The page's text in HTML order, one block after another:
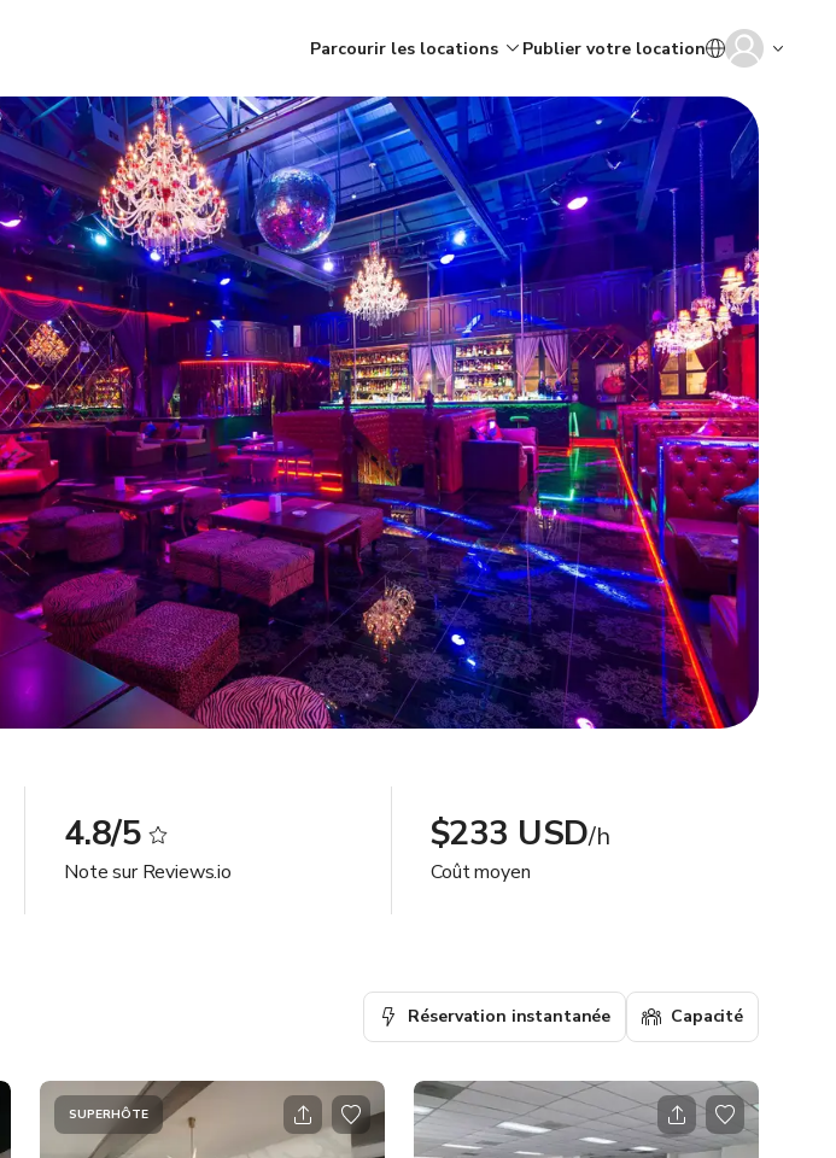
Parcourir les locations Publier votre location
4.8/5
Note sur Reviews.io
$233 USD/h
Coût moyen
Réservation instantanée Capacité
SUPERHÔTE